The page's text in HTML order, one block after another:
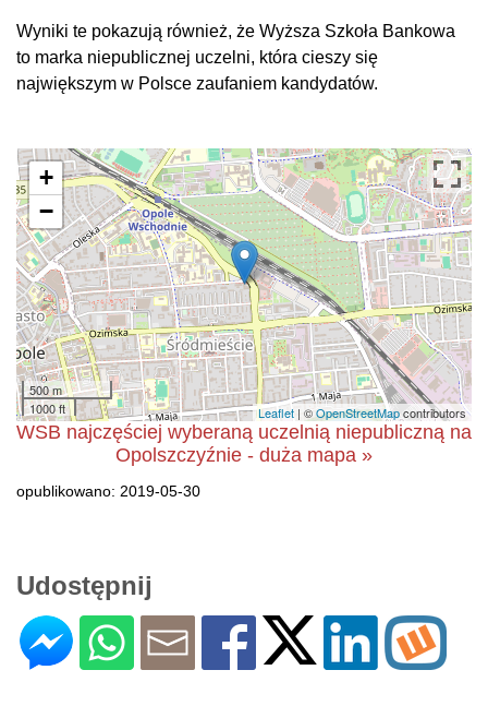
Wyniki te pokazują również, że Wyższa Szkoła Bankowa
to marka niepublicznej uczelni, która cieszy się
największym w Polsce zaufaniem kandydatów.
+
−
500 m
1000 ft
Leaflet | ©OpenStreetMapcontributors
WSB najczęściej wyberaną uczelnią niepubliczną na
Opolszczyźnie - duża mapa »
opublikowano: 2019-05-30
Udostępnij